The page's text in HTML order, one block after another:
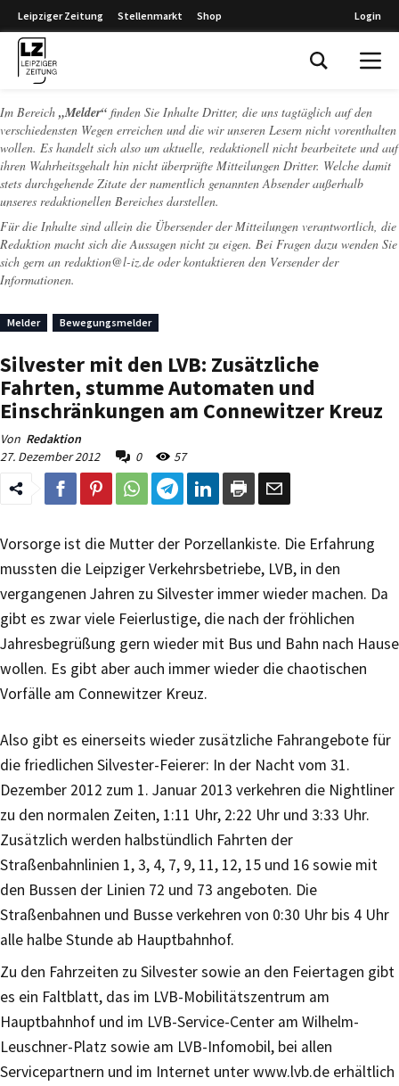
Leipziger Zeitung Stellenmarkt Shop Login
Im Bereich „Melder“ finden Sie Inhalte Dritter, die uns tagtäglich auf den
verschiedensten Wegen erreichen und die wir unseren Lesern nicht vorenthalten
wollen. Es handelt sich also um aktuelle, redaktionell nicht bearbeitete und auf
ihren Wahrheitsgehalt hin nicht überprüfte Mitteilungen Dritter. Welche damit
stets durchgehende Zitate der namentlich genannten Absender außerhalb
unseres redaktionellen Bereiches darstellen.
Für die Inhalte sind allein die Übersender der Mitteilungen verantwortlich, die
Redaktion macht sich die Aussagen nicht zu eigen. Bei Fragen dazu wenden Sie
sich gern an redaktion@l-iz.de oder kontaktieren den Versender der
Informationen.
Melder Bewegungsmelder
Silvester mit den LVB: Zusätzliche
Fahrten, stumme Automaten und
Einschränkungen am Connewitzer Kreuz
Von Redaktion
27. Dezember 2012
0 57
Vorsorge ist die Mutter der Porzellankiste. Die Erfahrung
mussten die Leipziger Verkehrsbetriebe, LVB, in den
vergangenen Jahren zu Silvester immer wieder machen. Da
gibt es zwar viele Feierlustige, die nach der fröhlichen
Jahresbegrüßung gern wieder mit Bus und Bahn nach Hause
wollen. Es gibt aber auch immer wieder die chaotischen
Vorfälle am Connewitzer Kreuz.
Also gibt es einerseits wieder zusätzliche Fahrangebote für
die friedlichen Silvester-Feierer: In der Nacht vom 31.
Dezember 2012 zum 1. Januar 2013 verkehren die Nightliner
zu den normalen Zeiten, 1:11 Uhr, 2:22 Uhr und 3:33 Uhr.
Zusätzlich werden halbstündlich Fahrten der
Straßenbahnlinien 1, 3, 4, 7, 9, 11, 12, 15 und 16 sowie mit
den Bussen der Linien 72 und 73 angeboten. Die
Straßenbahnen und Busse verkehren von 0:30 Uhr bis 4 Uhr
alle halbe Stunde ab Hauptbahnhof.
Zu den Fahrzeiten zu Silvester sowie an den Feiertagen gibt
es ein Faltblatt, das im LVB-Mobilitätszentrum am
Hauptbahnhof und im LVB-Service-Center am Wilhelm-
Leuschner-Platz sowie am LVB-Infomobil, bei allen
Servicepartnern und im Internet unter www.lvb.de erhältlich